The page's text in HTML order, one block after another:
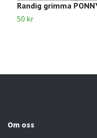
Randig grimma
50 kr
Om oss